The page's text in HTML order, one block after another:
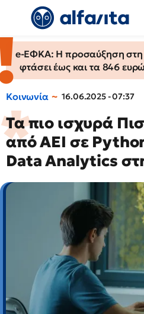
e-ΕΦΚΑ: Η προσαύξηση στη
φτάσει έως και τα 846 ευρώ
Κοινωνία 16.06.2025 - 07:37
Τα πιο ισχυρά
από ΑΕΙ σε
Data Analytics